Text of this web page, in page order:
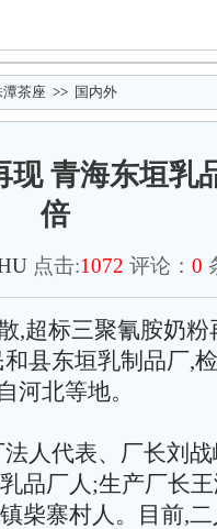
潭茶座 >> 国内外
青海东垣乳
倍
点击:1072 评论： 0
,超标三聚氰胺奶粉
县东垣乳制品厂,
河北等地。
代表、厂长刘战
品厂人;生产厂长
柴寨村人。目前,